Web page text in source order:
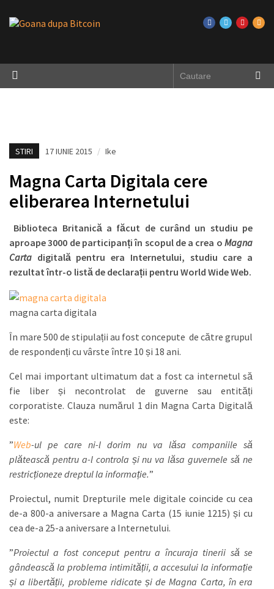
STIRI 17 IUNIE 2015 / Ike
Magna Carta Digitala cere
eliberarea Internetului
Biblioteca Britanică a făcut de curând un studiu pe
aproape 3000 de participanți în scopul de a crea o Magna
Carta digitală pentru era Internetului, studiu care a
rezultat într-o listă de declarații pentru World Wide Web.
magna carta digitala
În mare 500 de stipulații au fost concepute de către grupul
de respondenți cu vârste între 10 și 18 ani.
Cel mai important ultimatum dat a fost ca internetul să
fie liber și necontrolat de guverne sau entități
corporatiste. Clauza numărul 1 din Magna Carta Digitală
este:
”Web-ul pe care ni-l dorim nu va lăsa companiile să
plătească pentru a-l controla și nu va lăsa guvernele să ne
restricționeze dreptul la informație.”
Proiectul, numit Drepturile mele digitale coincide cu cea
de-a 800-a aniversare a Magna Carta (15 iunie 1215) și cu
cea de-a 25-a aniversare a Internetului.
”Proiectul a fost conceput pentru a încuraja tinerii să se
gândească la problema intimității, a accesului la informație
și a libertății, probleme ridicate și de Magna Carta, în era